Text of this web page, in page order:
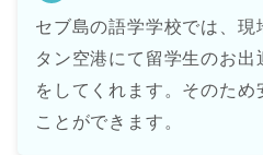
セブ島の語学学校では、現
タン空港にて留学生のお出
をしてくれます。そのため
ことができます。